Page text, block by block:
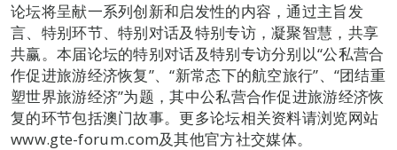
论坛将呈献一系列创新和启发性的内容，通过主旨发
言、特别环节、特别对话及特别专访，凝聚智慧，共享
共赢。本届论坛的特别对话及特别专访分别以“公私营合
作促进旅游经济恢复”、“新常态下的航空旅行”、“团结重
塑世界旅游经济”为题，其中公私营合作促进旅游经济恢
复的环节包括澳门故事。更多论坛相关资料请浏览网站
www.gte-forum.com及其他官方社交媒体。